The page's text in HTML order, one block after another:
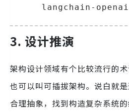
langchain-openai
3. 设计推演
架构设计领域有个比较流行的
也可以叫可插拔架构。说白就
合理抽象，找到构造复杂系统的